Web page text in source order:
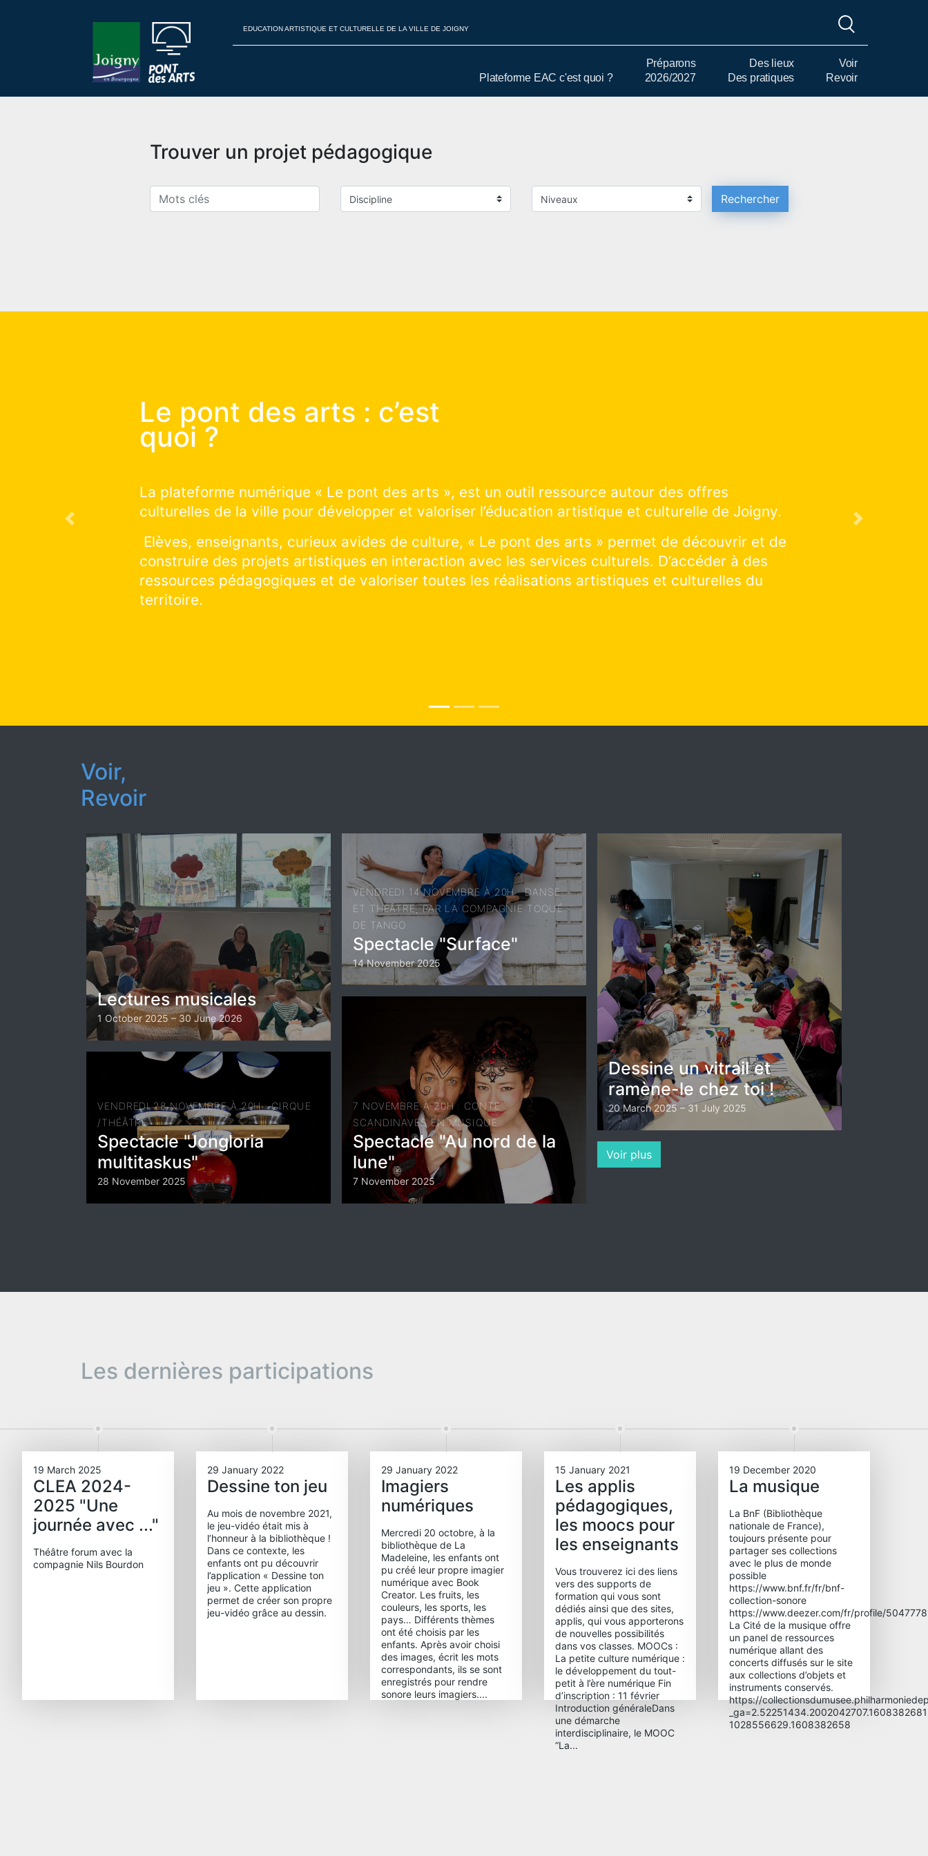
EDUCATION ARTISTIQUE ET CULTURELLE DE LA VILLE DE JOIGNY
Plateforme EAC c'est quoi ?
Préparons
2026/2027
Des lieux
Des pratiques
Voir
Revoir
Trouver un projet pédagogique
Rechercher
Le pont des arts :
comment ça marche ?
Vous souhaitez construire avec nous les prochains projets d’éducation artistique et culturelle
qui auront lieu sur le territoire : cliquer et explorer sur la saison à venir !
Vous souhaitez découvrir les projets artistiques en cours de réalisations : cliquer et explorer
sur la saison en cours ! Vous souhaitez visiter un lieu et pratiquer une discipline en particulier :
cliquer et explorer tous les lieux culturels de la ville !
Previous Next
Voir,
Revoir
Lectures musicales
1 October 2025 – 30 June 2026
VENDREDI 28 NOVEMBRE À 20H : CIRQUE
/THÉÂTRE
Spectacle "Jongloria
multitaskus"
28 November 2025
VENDREDI 14 NOVEMBRE À 20H : DANSE
ET THÉÂTRE, PAR LA COMPAGNIE TOQUÉ
DE TANGO
Spectacle "Surface"
14 November 2025
7 NOVEMBRE À 20H : CONTE
SCANDINAVES EN MUSIQUE
Spectacle "Au nord de la
lune"
7 November 2025
Dessine un vitrail et
ramène-le chez toi !
20 March 2025 – 31 July 2025
Voir plus
Les dernières participations
19 March 2025
CLEA 2024-
2025 "Une
journée avec ..."
Théâtre forum avec la
compagnie Nils Bourdon
29 January 2022
Dessine ton jeu
Au mois de novembre 2021,
le jeu-vidéo était mis à
l’honneur à la bibliothèque !
Dans ce contexte, les
enfants ont pu découvrir
l’application « Dessine ton
jeu ». Cette application
permet de créer son propre
jeu-vidéo grâce au dessin.
29 January 2022
Imagiers
numériques
Mercredi 20 octobre, à la
bibliothèque de La
Madeleine, les enfants ont
pu créé leur propre imagier
numérique avec Book
Creator. Les fruits, les
couleurs, les sports, les
pays… Différents thèmes
ont été choisis par les
enfants. Après avoir choisi
des images, écrit les mots
correspondants, ils se sont
enregistrés pour rendre
sonore leurs imagiers....
15 January 2021
Les applis
pédagogiques,
les moocs pour
les enseignants
Vous trouverez ici des liens
vers des supports de
formation qui vous sont
dédiés ainsi que des sites,
applis, qui vous apporterons
de nouvelles possibilités
dans vos classes. MOOCs :
La petite culture numérique :
le développement du tout-
petit à l’ère numérique Fin
d’inscription : 11 février
Introduction généraleDans
une démarche
interdisciplinaire, le MOOC
“La...
19 December 2020
La musique
La BnF (Bibliothèque
nationale de France),
toujours présente pour
partager ses collections
avec le plus de monde
possible
https://www.bnf.fr/fr/bnf-
collection-sonore
https://www.deezer.com/fr/profile/
La Cité de la musique offre
un panel de ressources
numérique allant des
concerts diffusés sur le site
aux collections d’objets et
instruments conservés.
https://
1028556629.1608382658